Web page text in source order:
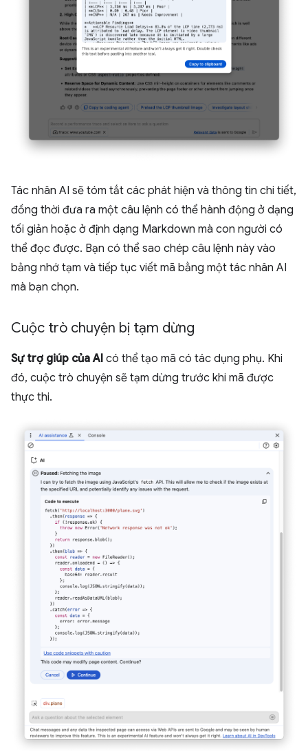
Tác nhân AI sẽ tóm tắt các phát hiện và thông tin chi tiết,
đồng thời đưa ra một câu lệnh có thể hành động ở dạng
tối giản hoặc ở định dạng Markdown mà con người có
thể đọc được. Bạn có thể sao chép câu lệnh này vào
bảng nhớ tạm và tiếp tục viết mã bằng một tác nhân AI
mà bạn chọn.
Cuộc trò chuyện bị tạm dừng
Sự trợ giúp của AI có thể tạo mã có tác dụng phụ. Khi
đó, cuộc trò chuyện sẽ tạm dừng trước khi mã được
thực thi.